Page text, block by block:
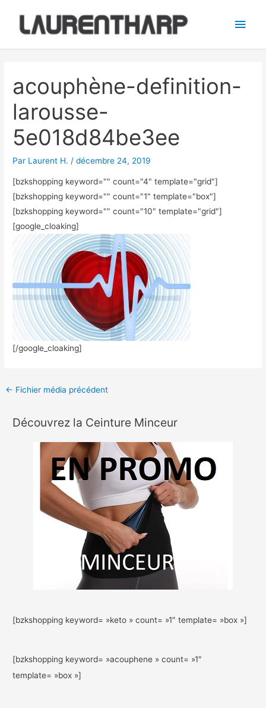
contenu
acouphène-definition-
larousse-
5e018d84be3ee
Par Laurent H. /décembre 24, 2019
[bzkshopping keyword="" count="4" template="grid"]
[bzkshopping keyword="" count="1" template="box"]
[bzkshopping keyword="" count="10" template="grid"]
[google_cloaking]
[/google_cloaking]
articles
← Fichier média précédent
Découvrez la Ceinture Minceur
[bzkshopping keyword= »keto » count= »1″ template= »box »]
[bzkshopping keyword= »acouphene » count= »1″
template= »box »]